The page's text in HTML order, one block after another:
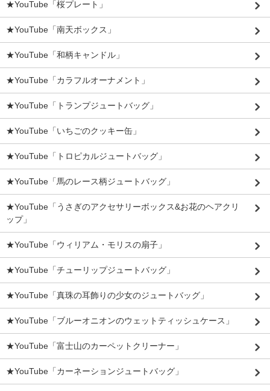
★YouTube「桜プレート」
★YouTube「南天ボックス」
★YouTube「和柄キャンドル」
★YouTube「カラフルオーナメント」
★YouTube「トランプジュートバッグ」
★YouTube「いちごのクッキー缶」
★YouTube「トロピカルジュートバッグ」
★YouTube「馬のレース柄ジュートバッグ」
★YouTube「うさぎのアクセサリーボックス&お花のヘアクリ
ップ」
★YouTube「ウィリアム・モリスの扇子」
★YouTube「チューリップジュートバッグ」
★YouTube「真珠の耳飾りの少女のジュートバッグ」
★YouTube「ブルーオニオンのウェットティッシュケース」
★YouTube「富士山のカーペットクリーナー」
★YouTube「カーネーションジュートバッグ」